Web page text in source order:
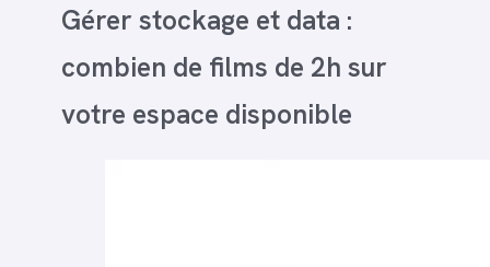
Gérer stockage et data :
combien de films de 2h sur
votre espace disponible